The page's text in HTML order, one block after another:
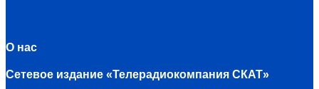
О нас
Сетевое издание «Телерадиокомпания СКАТ»